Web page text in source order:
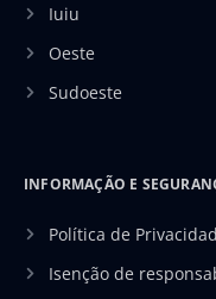
Iuiu
Oeste
Sudoeste
INFORMAÇÃO E
Política de
Isenção de